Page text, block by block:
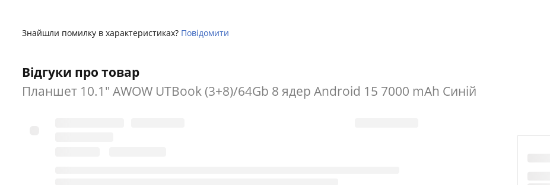
Знайшли помилку в характеристиках? Повідомити
Відгуки про товар
Планшет 10.1" AWOW UTBook (3+8)/64Gb 8 ядер Android 15 7000 mAh Синій